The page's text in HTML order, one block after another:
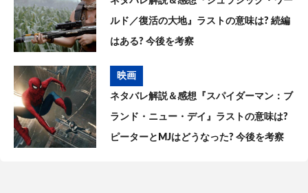
ルド／復活の大地』ラストの意味は? 続編
はある? 今後を考察
映画
ネタバレ解説＆感想『スパイダーマン：ブ
ランド・ニュー・デイ』ラストの意味は?
ピーターとMJはどうなった? 今後を考察